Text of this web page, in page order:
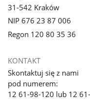
31-542 Kraków
NIP 676 23 87 006
Regon 120 80 35 36
KONTAKT
Skontaktuj się z nami
pod numerem:
12 61-98-120 lub 12